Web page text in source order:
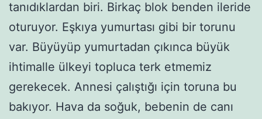
tanıdıklardan biri. Birkaç blok benden ileride
oturuyor. Eşkıya yumurtası gibi bir torunu
var. Büyüyüp yumurtadan çıkınca büyük
ihtimalle ülkeyi topluca terk etmemiz
gerekecek. Annesi çalıştığı için toruna bu
bakıyor. Hava da soğuk, bebenin de canı